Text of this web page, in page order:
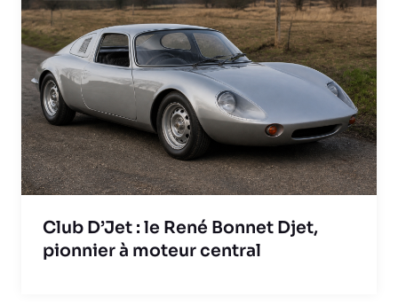
Club D’Jet : le René Bonnet Djet,
pionnier à moteur central